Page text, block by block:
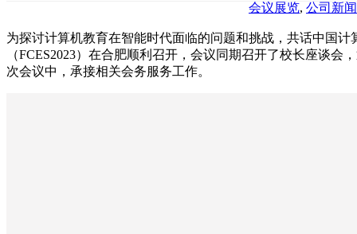
会议展览, 公司新闻
为探讨计算机教育在智能时代面临的问题和挑战，共话中国
（FCES2023）在合肥顺利召开，会议同期召开了校长座谈
次会议中，承接相关会务服务工作。